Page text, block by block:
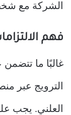
الشركة مع
فهم
غالبًا ما
الترويج عبر
العلني. يجب